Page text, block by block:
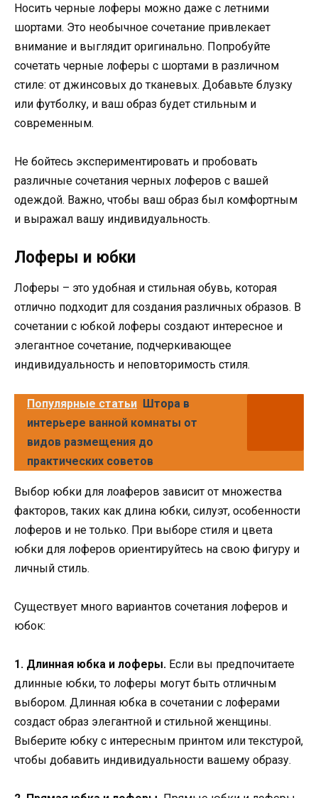
Носить черные лоферы можно даже с летними
шортами. Это необычное сочетание привлекает
внимание и выглядит оригинально. Попробуйте
сочетать черные лоферы с шортами в различном
стиле: от джинсовых до тканевых. Добавьте блузку
или футболку, и ваш образ будет стильным и
современным.
Не бойтесь экспериментировать и пробовать
различные сочетания черных лоферов с вашей
одеждой. Важно, чтобы ваш образ был комфортным
и выражал вашу индивидуальность.
Лоферы и юбки
Лоферы – это удобная и стильная обувь, которая
отлично подходит для создания различных образов. В
сочетании с юбкой лоферы создают интересное и
элегантное сочетание, подчеркивающее
индивидуальность и неповторимость стиля.
Популярные статьи Штора в
интерьере ванной комнаты от
видов размещения до
практических советов
Выбор юбки для лоаферов зависит от множества
факторов, таких как длина юбки, силуэт, особенности
лоферов и не только. При выборе стиля и цвета
юбки для лоферов ориентируйтесь на свою фигуру и
личный стиль.
Существует много вариантов сочетания лоферов и
юбок:
1. Длинная юбка и лоферы. Если вы предпочитаете
длинные юбки, то лоферы могут быть отличным
выбором. Длинная юбка в сочетании с лоферами
создаст образ элегантной и стильной женщины.
Выберите юбку с интересным принтом или текстурой,
чтобы добавить индивидуальности вашему образу.